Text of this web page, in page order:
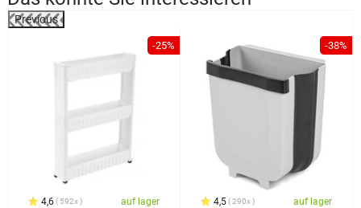
Previous
-25%
4,6 592x auf lager
-38%
4,5 290x auf lager